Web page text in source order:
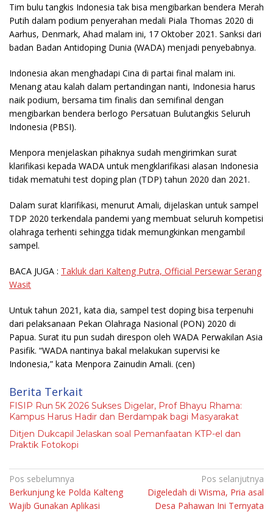
Tim bulu tangkis Indonesia tak bisa mengibarkan bendera Merah
Putih dalam podium penyerahan medali Piala Thomas 2020 di
Aarhus, Denmark, Ahad malam ini, 17 Oktober 2021. Sanksi dari
badan Badan Antidoping Dunia (WADA) menjadi penyebabnya.
Indonesia akan menghadapi Cina di partai final malam ini.
Menang atau kalah dalam pertandingan nanti, Indonesia harus
naik podium, bersama tim finalis dan semifinal dengan
mengibarkan bendera berlogo Persatuan Bulutangkis Seluruh
Indonesia (PBSI).
Menpora menjelaskan pihaknya sudah mengirimkan surat
klarifikasi kepada WADA untuk mengklarifikasi alasan Indonesia
tidak mematuhi test doping plan (TDP) tahun 2020 dan 2021.
Dalam surat klarifikasi, menurut Amali, dijelaskan untuk sampel
TDP 2020 terkendala pandemi yang membuat seluruh kompetisi
olahraga terhenti sehingga tidak memungkinkan mengambil
sampel.
BACA JUGA : Takluk dari Kalteng Putra, Official Persewar Serang
Wasit
Untuk tahun 2021, kata dia, sampel test doping bisa terpenuhi
dari pelaksanaan Pekan Olahraga Nasional (PON) 2020 di
Papua. Surat itu pun sudah direspon oleh WADA Perwakilan Asia
Pasifik. “WADA nantinya bakal melakukan supervisi ke
Indonesia,” kata Menpora Zainudin Amali. (cen)
Berita Terkait
FISIP Run 5K 2026 Sukses Digelar, Prof Bhayu Rhama:
Kampus Harus Hadir dan Berdampak bagi Masyarakat
Ditjen Dukcapil Jelaskan soal Pemanfaatan KTP-el dan
Praktik Fotokopi
Navigasi
pos
Pos sebelumnya
Berkunjung ke Polda Kalteng
Wajib Gunakan Aplikasi
Pos selanjutnya
Digeledah di Wisma, Pria asal
Desa Pahawan Ini Ternyata